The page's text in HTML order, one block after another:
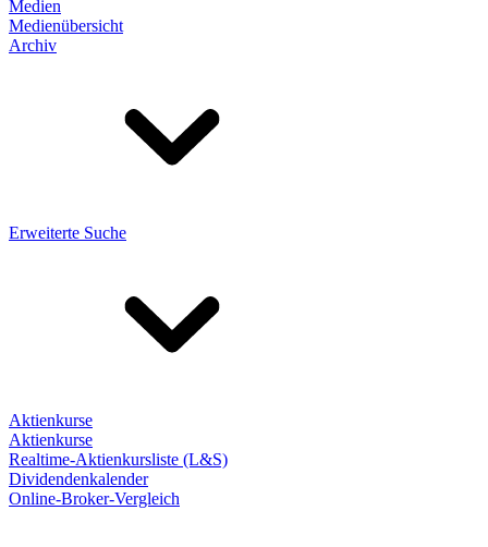
Medien
Medienübersicht
Archiv
Erweiterte Suche
Aktienkurse
Aktienkurse
Realtime-Aktienkursliste (L&S)
Dividendenkalender
Online-Broker-Vergleich